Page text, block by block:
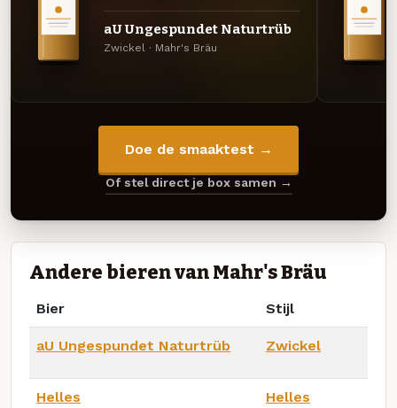
aU Ungespundet Naturtrüb
Zwickel · Mahr's Bräu
Doe de smaaktest →
Of stel direct je box samen →
Andere bieren van Mahr's Bräu
Bier Stijl
aU Ungespundet Naturtrüb Zwickel
Helles Helles